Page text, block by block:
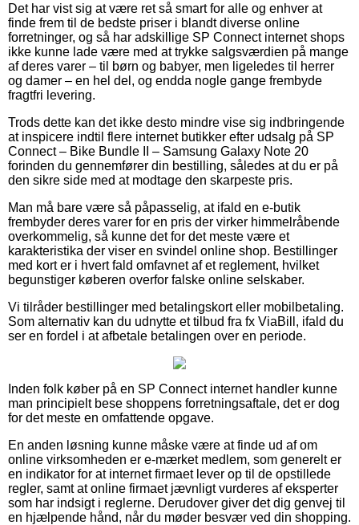
Det har vist sig at være ret så smart for alle og enhver at
finde frem til de bedste priser i blandt diverse online
forretninger, og så har adskillige SP Connect internet shops
ikke kunne lade være med at trykke salgsværdien på mange
af deres varer – til børn og babyer, men ligeledes til herrer
og damer – en hel del, og endda nogle gange frembyde
fragtfri levering.
Trods dette kan det ikke desto mindre vise sig indbringende
at inspicere indtil flere internet butikker efter udsalg på SP
Connect – Bike Bundle II – Samsung Galaxy Note 20
forinden du gennemfører din bestilling, således at du er på
den sikre side med at modtage den skarpeste pris.
Man må bare være så påpasselig, at ifald en e-butik
frembyder deres varer for en pris der virker himmelråbende
overkommelig, så kunne det for det meste være et
karakteristika der viser en svindel online shop. Bestillinger
med kort er i hvert fald omfavnet af et reglement, hvilket
begunstiger køberen overfor falske online selskaber.
Vi tilråder bestillinger med betalingskort eller mobilbetaling.
Som alternativ kan du udnytte et tilbud fra fx ViaBill, ifald du
ser en fordel i at afbetale betalingen over en periode.
Inden folk køber på en SP Connect internet handler kunne
man principielt bese shoppens forretningsaftale, det er dog
for det meste en omfattende opgave.
En anden løsning kunne måske være at finde ud af om
online virksomheden er e-mærket medlem, som generelt er
en indikator for at internet firmaet lever op til de opstillede
regler, samt at online firmaet jævnligt vurderes af eksperter
som har indsigt i reglerne. Derudover giver det dig genvej til
en hjælpende hånd, når du møder besvær ved din shopping.